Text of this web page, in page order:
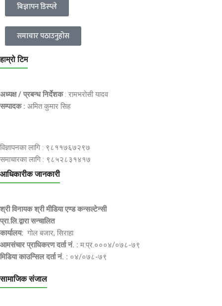
बिज्ञापन डिस्प्ले
समाचार पठाउनुहोस
हाम्रो टिम
अध्यक्ष / प्रबन्ध निर्देशक: रामभरोसी यादव
सम्पादक : अमित कुमार सिह
विज्ञापनका लागि : ९८११७६७२९७
समाचारका लागि : ९८५२८३१४१७
आधिकारीक जानकारी
श्री विनायक श्री मीडिया एण्ड कन्सल्टेन्सी
प्रा.लि.द्वारा सन्चालित
कार्यालय: गोल बजार, सिराहा
आमसंचार प्राधिकरण दर्ता नं. : म.प्र.०००४/०७८-७९
मिडिया काउन्सिल दर्ता नं. : ०४/०७८-७९
सामाजिक संजाल